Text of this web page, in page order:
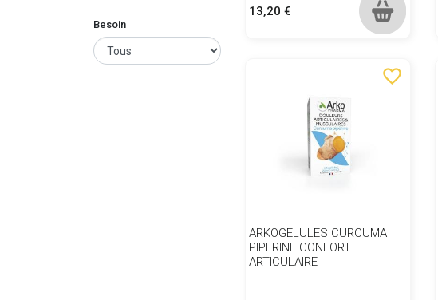
Besoin
Prix
13,20 €
favorite_border
ARKOGELULES CURCUMA
PIPERINE CONFORT
ARTICULAIRE